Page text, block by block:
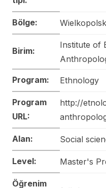
Bölge:
Birim:
Institute of
Program: Ethnology
Program
URL:
http://
Alan: Social
Level: Master's
Öğrenim